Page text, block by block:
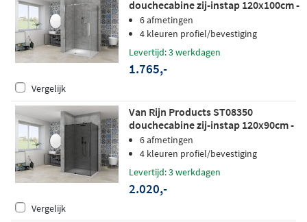
douchecabine zij-instap 120x100cm -
helder glas - chroom
6 afmetingen
4 kleuren profiel/bevestiging
Levertijd: 3 werkdagen
1.765,-
Vergelijk
Van Rijn Products ST08350
douchecabine zij-instap 120x90cm -
grijs rookglas - zwart
6 afmetingen
4 kleuren profiel/bevestiging
Levertijd: 3 werkdagen
2.020,-
Vergelijk